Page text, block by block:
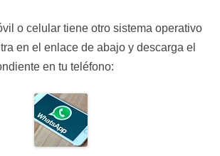
o celular tiene otro sistema operativo
en el enlace de abajo y descarga el
en tu teléfono: